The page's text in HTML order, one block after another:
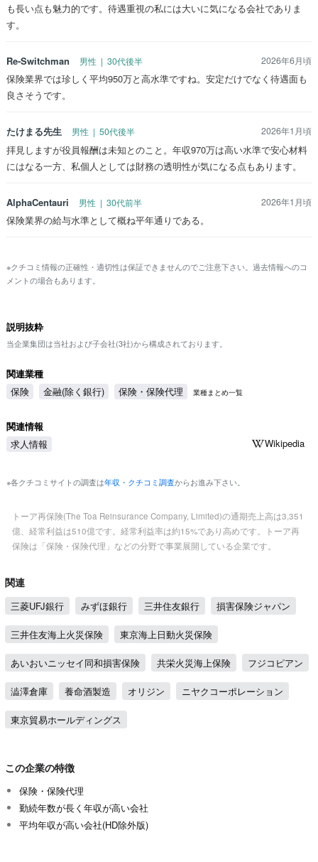
も長い点も魅力的です。待遇重視の私には大いに気になる会社でありま
す。
Re-Switchman 男性 | 30代後半 2026年6月頃
保険業界では珍しく平均950万と高水準ですね。安定だけでなく待遇面も
良さそうです。
たけまる先生 男性 | 50代後半 2026年1月頃
拝見しますが役員報酬は未知とのこと。年収970万は高い水準で安心材料
にはなる一方、私個人としては財務の透明性が気になる点もあります。
AlphaCentauri 男性 | 30代前半 2026年1月頃
保険業界の給与水準として概ね平年通りである。
※クチコミ情報の正確性・適切性は保証できませんのでご注意下さい。過去情報へのコ
メントの場合もあります。
説明抜粋
当企業集団は当社および子会社(3社)から構成されております。
関連業種
保険
金融(除く銀行) 保険・保険代理 業種まとめ一覧
関連情報
求人情報
Wikipedia
※各クチコミサイトの調査は年収・クチコミ調査からお進み下さい。
トーア再保険(The Toa Reinsurance Company, Limited)の通期売上高は3,351
億、経常利益は510億です。経常利益率は約15%であり高めです。トーア再
保険は「保険・保険代理」などの分野で事業展開している企業です。
関連
三菱UFJ銀行 みずほ銀行 三井住友銀行 損害保険ジャパン
三井住友海上火災保険 東京海上日動火災保険
あいおいニッセイ同和損害保険 共栄火災海上保険 フジコピアン
澁澤倉庫 養命酒製造 オリジン ニヤクコーポレーション
東京貿易ホールディングス
この企業の特徴
保険・保険代理
勤続年数が長く年収が高い会社
平均年収が高い会社(HD除外版)